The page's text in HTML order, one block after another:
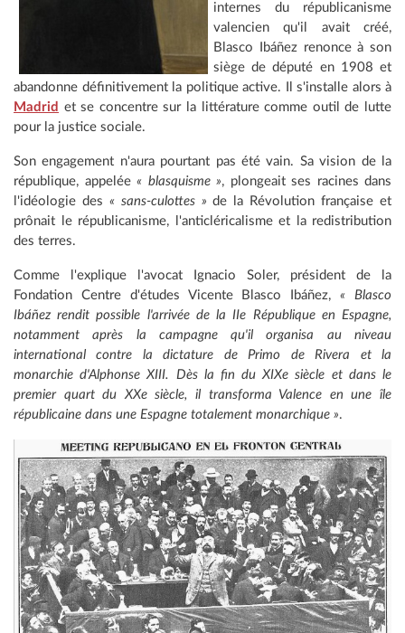
internes du républicanisme
valencien qu'il avait créé,
Blasco Ibáñez renonce à son
siège de député en 1908 et
abandonne définitivement la politique active. Il s'installe alors à
Madrid et se concentre sur la littérature comme outil de lutte
pour la justice sociale.
Son engagement n'aura pourtant pas été vain. Sa vision de la
république, appelée « blasquisme », plongeait ses racines dans
l'idéologie des « sans-culottes » de la Révolution française et
prônait le républicanisme, l'anticléricalisme et la redistribution
des terres.
Comme l'explique l'avocat Ignacio Soler, président de la
Fondation Centre d'études Vicente Blasco Ibáñez,« Blasco
Ibáñez rendit possible l'arrivée de la IIe République en Espagne,
notamment après la campagne qu'il organisa au niveau
international contre la dictature de Primo de Rivera et la
monarchie d'Alphonse XIII. Dès la fin du XIXe siècle et dans le
premier quart du XXe siècle, il transforma Valence en une île
républicaine dans une Espagne totalement monarchique ».